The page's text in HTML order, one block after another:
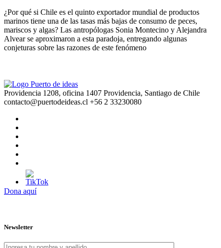
¿Por qué si Chile es el quinto exportador mundial de productos
marinos tiene una de las tasas más bajas de consumo de peces,
mariscos y algas? Las antropólogas Sonia Montecino y Alejandra
Alvear se aproximaron a esta paradoja, entregando algunas
conjeturas sobre las razones de este fenómeno
Providencia 1208, oficina 1407 Providencia, Santiago de Chile
contacto@puertodeideas.cl +56 2 33230080
Dona aquí
Newsletter